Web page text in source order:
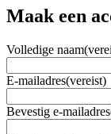
Maak een
Volledige naam
E-mailadres(vereist)
Bevestig e-mailadres